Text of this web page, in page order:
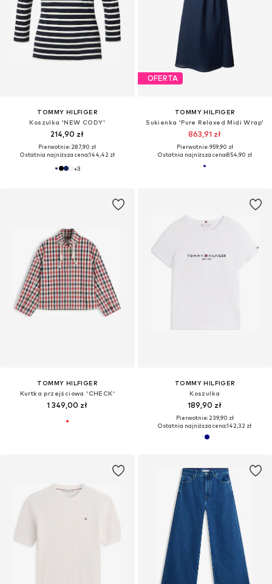
TOMMY HILFIGER
Koszulka 'NEW CODY'
214,90 zł
Pierwotnie: 287,90 zł
Ostatnia najniższa cena:144,42 zł
+3
OFERTA
TOMMY HILFIGER
Sukienka 'Pure Relaxed Midi Wrap'
863,91 zł
Pierwotnie: 959,90 zł
Ostatnia najniższa cena:854,90 zł
TOMMY HILFIGER
Kurtka przejściowa 'CHECK'
1 349,00 zł
TOMMY HILFIGER
Koszulka
189,90 zł
Pierwotnie: 239,90 zł
Ostatnia najniższa cena:142,32 zł